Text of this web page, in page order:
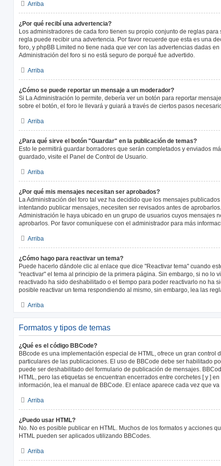
Arriba
¿Por qué recibí una advertencia?
Los administradores de cada foro tienen su propio conjunto de reglas
regla puede recibir una advertencia. Por favor recuerde que esta es una
foro, y phpBB Limited no tiene nada que ver con las advertencias dadas
Administración del foro si no está seguro de porqué fue advertido.
Arriba
¿Cómo se puede reportar un mensaje a un moderador?
Si La Administración lo permite, debería ver un botón para reportar
sobre el botón, el foro le llevará y guiará a través de ciertos pasos
Arriba
¿Para qué sirve el botón "Guardar" en la publicación de temas?
Esto le permitirá guardar borradores que serán completados y enviados
guardado, visite el Panel de Control de Usuario.
Arriba
¿Por qué mis mensajes necesitan ser aprobados?
La Administración del foro tal vez ha decidido que los mensajes
intentando publicar mensajes, necesiten ser revisados antes de
Administración le haya ubicado en un grupo de usuarios cuyos mensajes
aprobarlos. Por favor comuníquese con el administrador para más
Arriba
¿Cómo hago para reactivar un tema?
Puede hacerlo dándole clic al enlace que dice "Reactivar tema" cuando
"reactivar" el tema al principio de la primera página. Sin embargo, si no lo
reactivado ha sido deshabilitado o el tiempo para poder reactivarlo no ha
posible reactivar un tema respondiendo al mismo, sin embargo, lea las
Arriba
Formatos y tipos de temas
¿Qué es el código BBCode?
BBcode es una implementación especial de HTML, ofrece un gran control
particulares de las publicaciones. El uso de BBCode debe ser habilitado
puede ser deshabilitado del formulario de publicación de mensajes.
HTML, pero las etiquetas se encuentran encerrados entre corchetes [ y ]
información, lea el manual de BBCode. El enlace aparece cada vez que
Arriba
¿Puedo usar HTML?
No. No es posible publicar en HTML. Muchos de los formatos y acciones
HTML pueden ser aplicados utilizando BBCodes.
Arriba